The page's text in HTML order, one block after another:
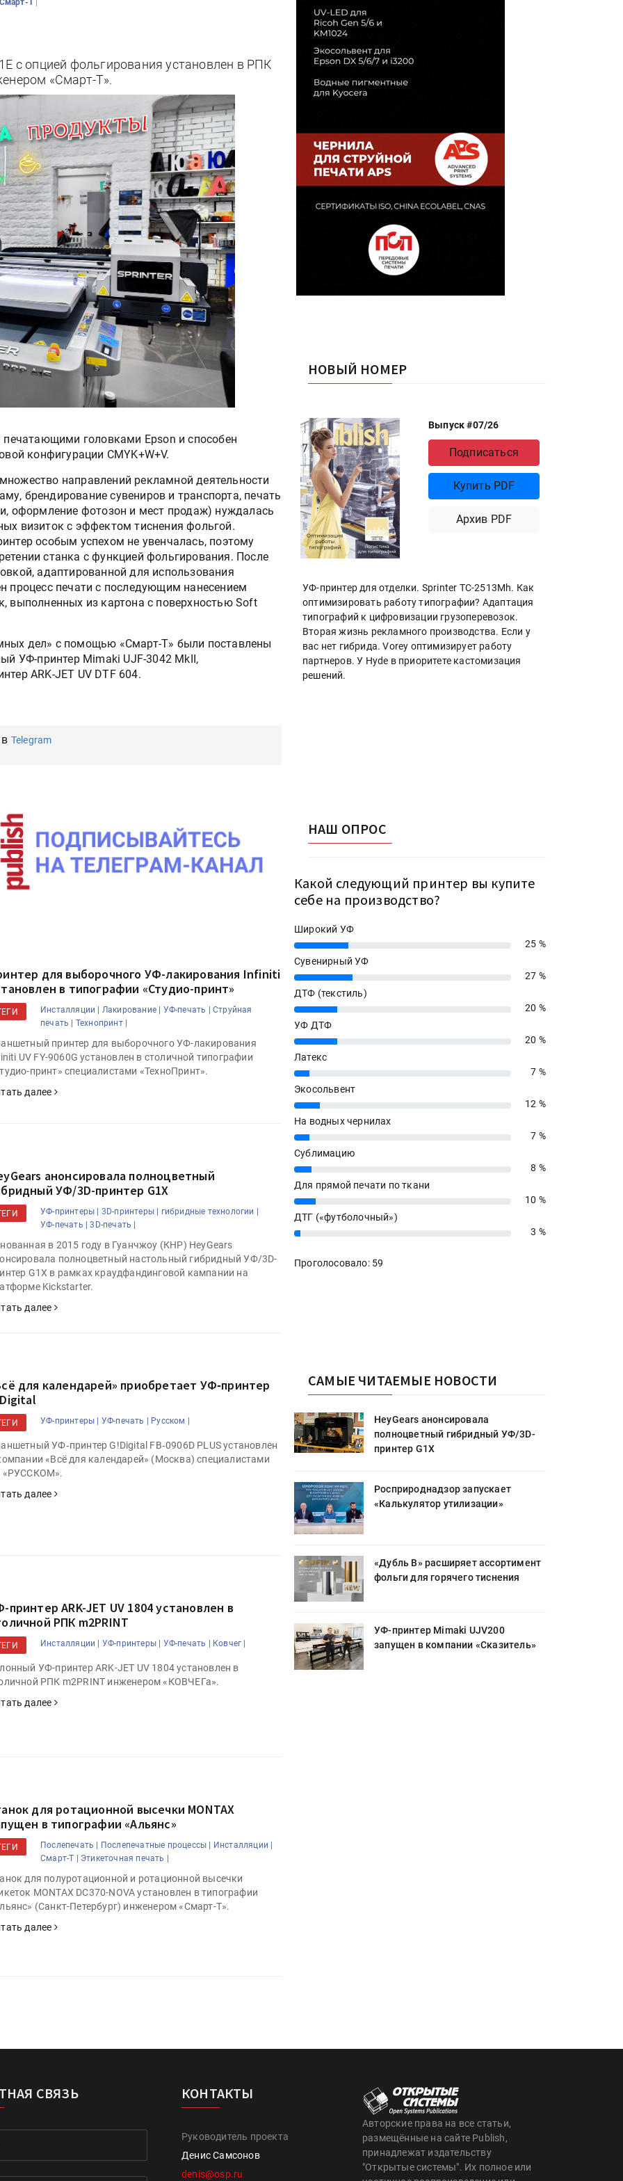
Смарт-Т
с опцией фольгирования установлен в РПК
«Смарт-Т».
головками Epson и способен
конфигурации CMYK+W+V.
направлений рекламной деятельности
брендирование сувениров и транспорта, печать
оформление фотозон и мест продаж) нуждалась
визиток с эффектом тиснения фольгой.
особым успехом не увенчалась, поэтому
станка с функцией фольгирования. После
адаптированной для использования
процесс печати с последующим нанесением
выполненных из картона с поверхностью Soft
дел» с помощью «Смарт-Т» были поставлены
УФ-принтер Mimaki UJF-3042 MkII,
ARK-JET UV DTF 604.
Telegram
для выборочного УФ-лакирования Infiniti
в типографии «Студио-принт»
Инсталляции | Лакирование | УФ-печать |
Струйная
печать |
Технопринт |
принтер для выборочного УФ-лакирования
UV FY-9060G установлен в столичной типографии
принт» специалистами «ТехноПринт».
далее
анонсировала полноцветный
УФ/3D-принтер G1X
УФ-принтеры | 3D-принтеры |
гибридные технологии |
УФ-печать |
3D-печать |
в 2015 году в Гуанчжоу (КНР) HeyGears
полноцветный настольный гибридный УФ/3D-
G1X в рамках краудфандинговой кампании на
Kickstarter.
далее
для календарей» приобретает УФ‑принтер
УФ-принтеры | УФ-печать | Русском |
УФ‑принтер G!Digital FB‑0906D PLUS установлен
«Всё для календарей» (Москва) специалистами
«РУССКОМ».
далее
принтер ARK-JET UV 1804 установлен в
РПК m2PRINT
Инсталляции | УФ-принтеры | УФ-печать | Ковчег |
УФ-принтер ARK-JET UV 1804 установлен в
РПК m2PRINT инженером «КОВЧЕГа».
далее
для ротационной высечки MONTAX
в типографии «Альянс»
Послепечать | Послепечатные процессы | Инсталляции |
Смарт-Т | Этикеточная печать |
для полуротационной и ротационной высечки
MONTAX DC370-NOVA установлен в типографии
(Санкт-Петербург) инженером «Смарт-Т».
далее
НОВЫЙ НОМЕР
Выпуск #07/26
Подписаться
Купить PDF
Архив PDF
УФ-принтер для отделки. Sprinter ТС-2513Mh. Как
оптимизировать работу типографии? Адаптация
типографий к цифровизации грузоперевозок.
Вторая жизнь рекламного производства. Если у
вас нет гибрида. Vorey оптимизирует работу
партнеров. У Hyde в приоритете кастомизация
решений.
НАШ ОПРОС
Какой следующий принтер вы купите
себе на производство?
Широкий УФ
25%
25 %
Сувенирный УФ
27%
27 %
ДТФ (текстиль)
20%
20 %
УФ ДТФ
20%
20 %
Латекс
7%
7 %
Экосольвент
12%
12 %
На водных чернилах
7%
7 %
Сублимацию
8%
8 %
Для прямой печати по ткани
10%
10 %
ДТГ («футболочный»)
3% 3 %
Проголосовало: 59
САМЫЕ ЧИТАЕМЫЕ НОВОСТИ
3D-
HeyGears анонсировала
принтер G1X
УФ-принтер Mimaki UJV200
запущен в компании «Сказитель»
HeyGears анонсировала
полноцветный гибридный УФ/3D-
принтер G1X
Росприроднадзор запускает
«Калькулятор утилизации»
«Дубль В» расширяет ассортимент
фольги для горячего тиснения
УФ-принтер Mimaki UJV200
запущен в компании «Сказитель»
СВЯЗЬ КОНТАКТЫ
Руководитель проекта
Денис Самсонов
denis@osp.ru
Авторские права на все статьи,
размещённые на сайте Publish,
принадлежат издательству
"Открытые системы". Их полное или